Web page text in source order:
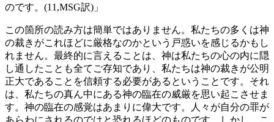
のです。(11,MSG訳)」
この箇所の読み方は簡単ではありません。私たちの多くは神
の裁きがこれほどに厳格なのかという戸惑いを感じるかもし
れません。最終的に言えることは、神は私たちの心の内に隠
し通したことも全てご存知であり、私たちは神の裁きが公明
正大であることを信頼する必要があるということです。それ
は、私たちの真ん中にある神の臨在の威厳を思い起こさせま
す。神の臨在の感覚はあまりに偉大です。人々が自分の罪が
あらわにされるのではと恐れるほどのものです。しかし、こ